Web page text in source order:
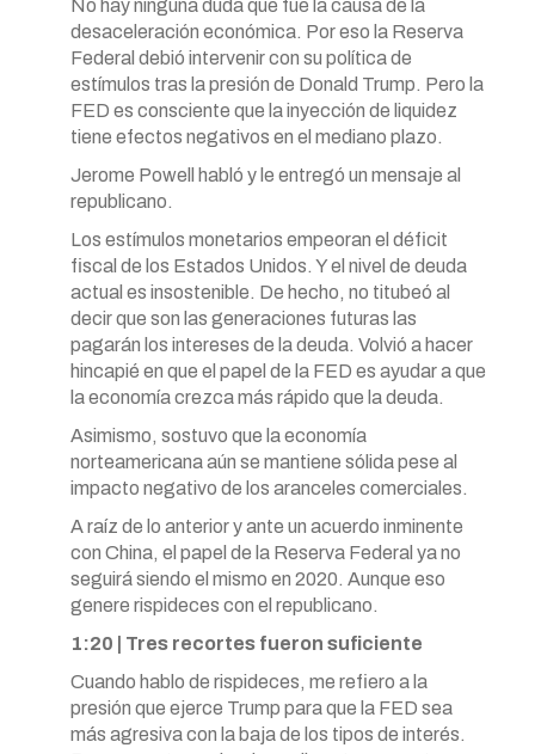
No hay ninguna duda que fue la causa de la
desaceleración económica. Por eso la Reserva
Federal debió intervenir con su política de
estímulos tras la presión de Donald Trump. Pero la
FED es consciente que la inyección de liquidez
tiene efectos negativos en el mediano plazo.
Jerome Powell habló y le entregó un mensaje al
republicano.
Los estímulos monetarios empeoran el déficit
fiscal de los Estados Unidos. Y el nivel de deuda
actual es insostenible. De hecho, no titubeó al
decir que son las generaciones futuras las
pagarán los intereses de la deuda. Volvió a hacer
hincapié en que el papel de la FED es ayudar a que
la economía crezca más rápido que la deuda.
Asimismo, sostuvo que la economía
norteamericana aún se mantiene sólida pese al
impacto negativo de los aranceles comerciales.
A raíz de lo anterior y ante un acuerdo inminente
con China, el papel de la Reserva Federal ya no
seguirá siendo el mismo en 2020. Aunque eso
genere rispideces con el republicano.
1:20 | Tres recortes fueron suficiente
Cuando hablo de rispideces, me refiero a la
presión que ejerce Trump para que la FED sea
más agresiva con la baja de los tipos de interés.